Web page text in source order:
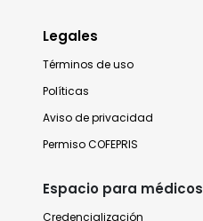
Legales
Términos de uso
Políticas
Aviso de privacidad
Permiso COFEPRIS
Espacio para médicos
Credencialización